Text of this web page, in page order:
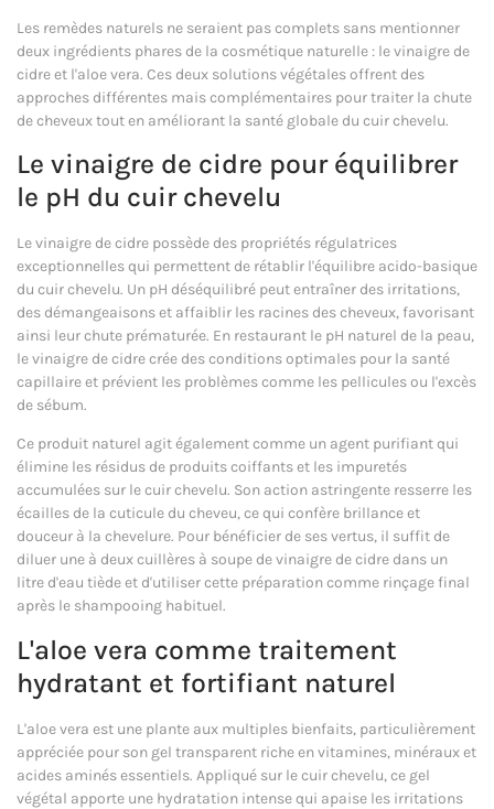
Les remèdes naturels ne seraient pas complets sans mentionner
deux ingrédients phares de la cosmétique naturelle : le vinaigre de
cidre et l'aloe vera. Ces deux solutions végétales offrent des
approches différentes mais complémentaires pour traiter la chute
de cheveux tout en améliorant la santé globale du cuir chevelu.
Le vinaigre de cidre pour équilibrer
le pH du cuir chevelu
Le vinaigre de cidre possède des propriétés régulatrices
exceptionnelles qui permettent de rétablir l'équilibre acido-basique
du cuir chevelu. Un pH déséquilibré peut entraîner des irritations,
des démangeaisons et affaiblir les racines des cheveux, favorisant
ainsi leur chute prématurée. En restaurant le pH naturel de la peau,
le vinaigre de cidre crée des conditions optimales pour la santé
capillaire et prévient les problèmes comme les pellicules ou l'excès
de sébum.
Ce produit naturel agit également comme un agent purifiant qui
élimine les résidus de produits coiffants et les impuretés
accumulées sur le cuir chevelu. Son action astringente resserre les
écailles de la cuticule du cheveu, ce qui confère brillance et
douceur à la chevelure. Pour bénéficier de ses vertus, il suffit de
diluer une à deux cuillères à soupe de vinaigre de cidre dans un
litre d'eau tiède et d'utiliser cette préparation comme rinçage final
après le shampooing habituel.
L'aloe vera comme traitement
hydratant et fortifiant naturel
L'aloe vera est une plante aux multiples bienfaits, particulièrement
appréciée pour son gel transparent riche en vitamines, minéraux et
acides aminés essentiels. Appliqué sur le cuir chevelu, ce gel
végétal apporte une hydratation intense qui apaise les irritations